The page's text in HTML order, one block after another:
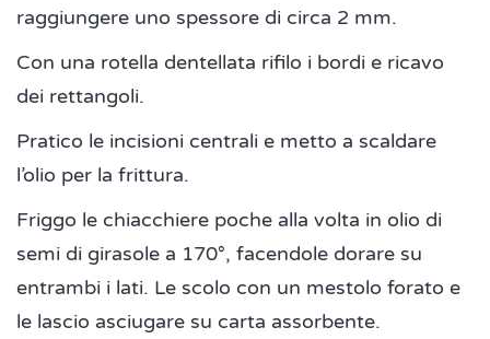
raggiungere uno spessore di circa 2 mm.
Con una rotella dentellata rifilo i bordi e ricavo
dei rettangoli.
Pratico le incisioni centrali e metto a scaldare
l’olio per la frittura.
Friggo le chiacchiere poche alla volta in olio di
semi di girasole a 170°, facendole dorare su
entrambi i lati. Le scolo con un mestolo forato e
le lascio asciugare su carta assorbente.